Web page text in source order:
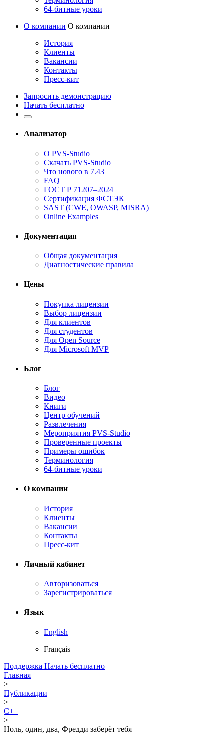
64-битные уроки
О компании О компании
История
Клиенты
Вакансии
Контакты
Пресс-кит
Запросить демонстрацию
Начать бесплатно
Анализатор
О PVS-Studio
Скачать PVS-Studio
Что нового в 7.43
FAQ
ГОСТ Р 71207–2024
Сертификация ФСТЭК
SAST (CWE, OWASP, MISRA)
Online Examples
Документация
Общая документация
Диагностические правила
Цены
Покупка лицензии
Выбор лицензии
Для клиентов
Для студентов
Для Open Source
Для Microsoft MVP
Блог
Блог
Видео
Книги
Центр обучений
Развлечения
Мероприятия PVS-Studio
Проверенные проекты
Примеры ошибок
Терминология
64-битные уроки
О компании
История
Клиенты
Вакансии
Контакты
Пресс-кит
Личный кабинет
Авторизоваться
Зарегистрироваться
Язык
English
Français
Поддержка Начать бесплатно
Главная
>
Публикации
>
C++
>
Ноль, один, два, Фредди заберёт тебя